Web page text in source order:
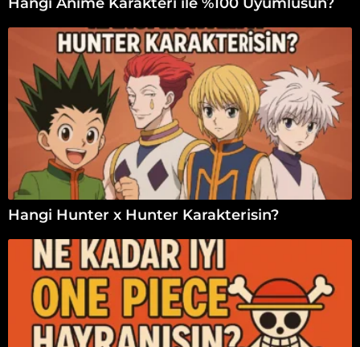
Hangi Hunter x Hunter Karakterisin?